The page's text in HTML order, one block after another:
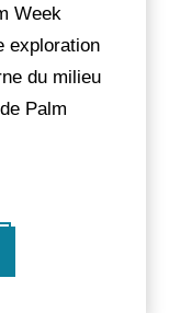
Week
exploration
du milieu
Palm